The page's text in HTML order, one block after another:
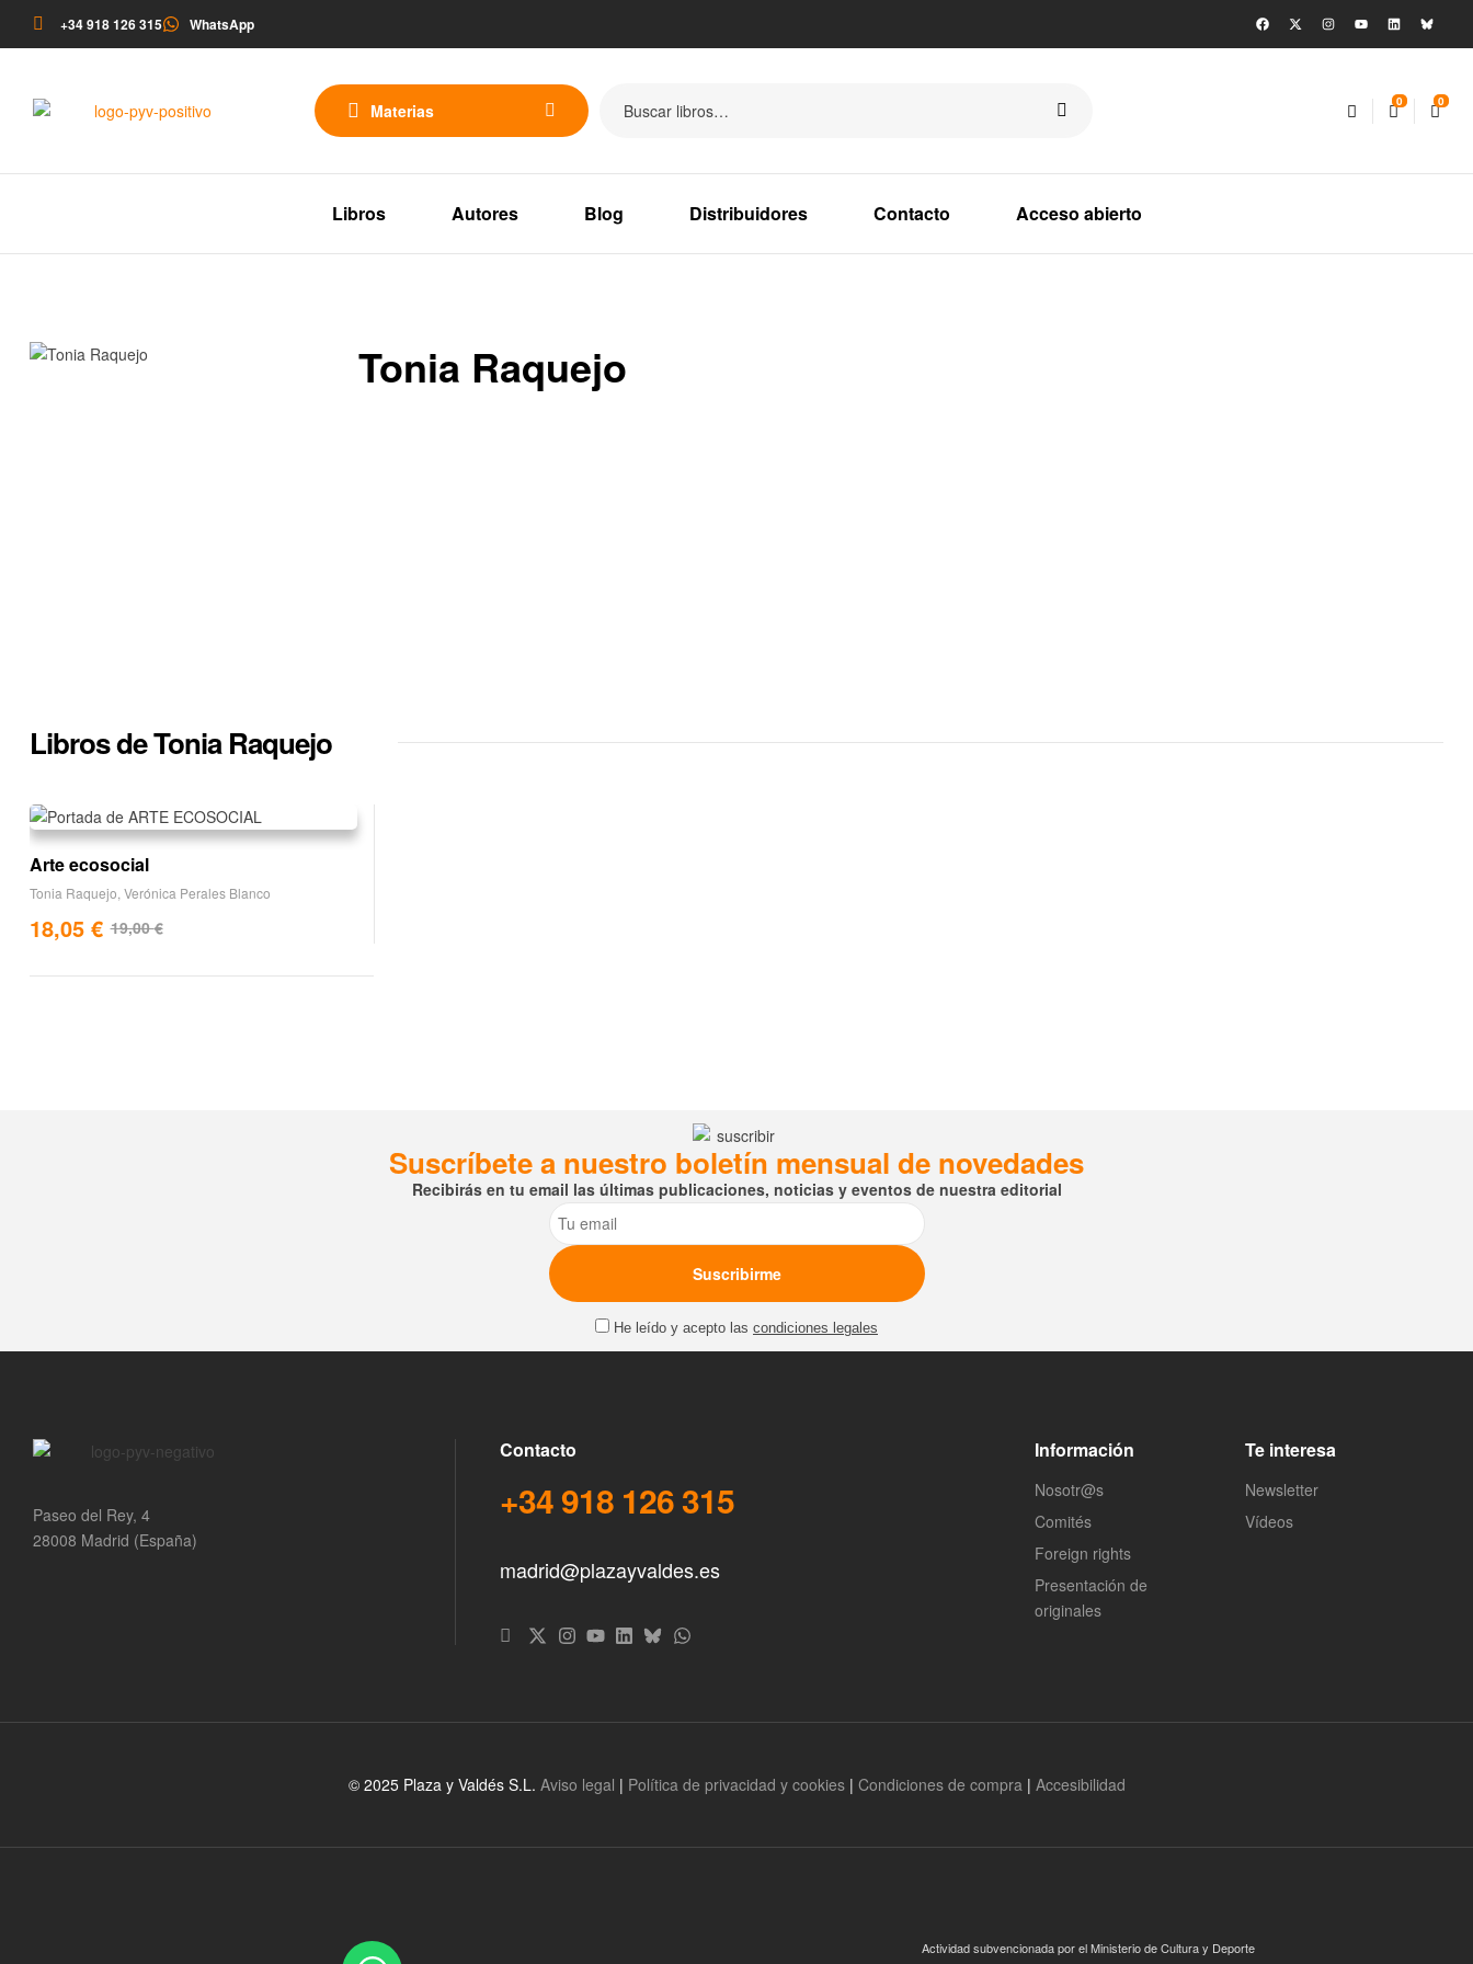
+34 918 126 315 WhatsApp
Materias 0 0
Libros Autores Blog Distribuidores Contacto Acceso abierto
Tonia Raquejo
Libros de Tonia Raquejo
Arte ecosocial
Tonia Raquejo Verónica Perales Blanco
19,00€
18,05 €
Suscríbete a nuestro boletín mensual de novedades
Recibirás en tu email las últimas publicaciones, noticias y eventos de nuestra editorial
Email
He leído y acepto las condiciones legales
Paseo del Rey, 4
28008 Madrid (España)
Contacto
+34 918 126 315
madrid@plazayvaldes.es
Información
Nosotr@s
Comités
Foreign rights
Presentación de
originales
Te interesa
Newsletter
Vídeos
© 2025 Plaza y Valdés S.L. Aviso legal | Política de privacidad y cookies| Condiciones de compra| Accesibilidad
Actividad subvencionada por el Ministerio de Cultura y Deporte